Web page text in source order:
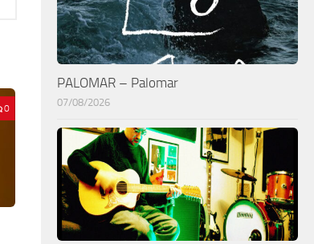
0
PALOMAR – Palomar
07/08/2026